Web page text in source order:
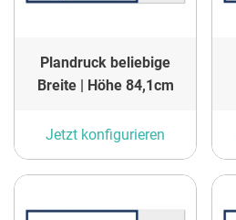
Plandruck beliebige
Breite | Höhe 84,1cm
Jetzt konfigurieren